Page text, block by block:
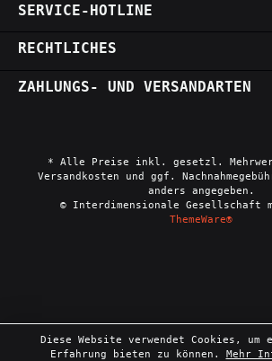
SERVICE-HOTLINE
RECHTLICHES
ZAHLUNGS- UND VERSANDARTEN
* Alle Preise inkl. gesetzl.
Versandkosten und ggf.
anders angegeben.
© Interdimensionale Gesellschaft
ThemeWare®
Diese Website verwendet Cookies, um
Erfahrung bieten zu können. Mehr